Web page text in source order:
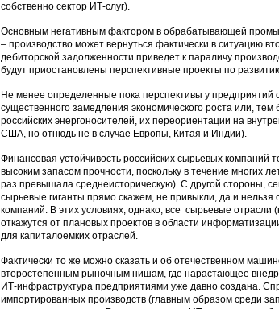
собственно сектор ИТ-слуг).
Основным негативным фактором в обрабатывающей
– производство может вернуться фактически в ситуацию
дебиторской задолженности приведет к параличу
будут приостановлены перспективные проекты по
Не менее определенные пока перспективы у
существенного замедления экономического роста или,
российских энергоносителей, их переориентации на
США, но отнюдь не в случае Европы, Китая и Индии).
Финансовая устойчивость российских сырьевых
высоким запасом прочности, поскольку в течение многих
раз превышала среднеисторическую). С другой стороны,
сырьевые гиганты прямо скажем, не привыкли, да и нельзя
компаний. В этих условиях, однако, все сырьевые
откажутся от плановых проектов в области
для капиталоемких отраслей.
Фактически то же можно сказать и об отечественном
второстепенным рыночным нишам, где нарастающее
ИТ-инфраструктура предприятиями уже давно создана.
импортированных производств (главным образом среди